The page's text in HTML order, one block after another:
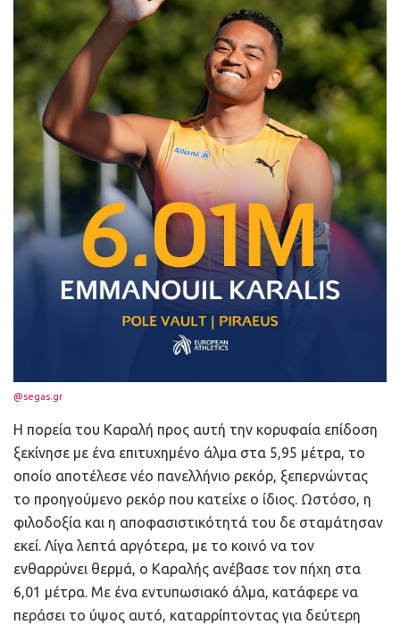
@segas.gr
H πορεία του Καραλή προς αυτή την κορυφαία επίδοση
ξεκίνησε με ένα επιτυχημένο άλμα στα 5,95 μέτρα, το
οποίο αποτέλεσε νέο πανελλήνιο ρεκόρ, ξεπερνώντας
το προηγούμενο ρεκόρ που κατείχε ο ίδιος. Ωστόσο, η
φιλοδοξία και η αποφασιστικότητά του δε σταμάτησαν
εκεί. Λίγα λεπτά αργότερα, με το κοινό να τον
ενθαρρύνει θερμά, ο Καραλής ανέβασε τον πήχη στα
6,01 μέτρα. Με ένα εντυπωσιακό άλμα, κατάφερε να
περάσει το ύψος αυτό, καταρρίπτοντας για δεύτερη